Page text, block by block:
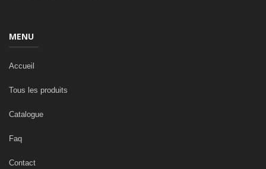
MENU
Accueil
Tous les produits
Catalogue
Faq
Contact